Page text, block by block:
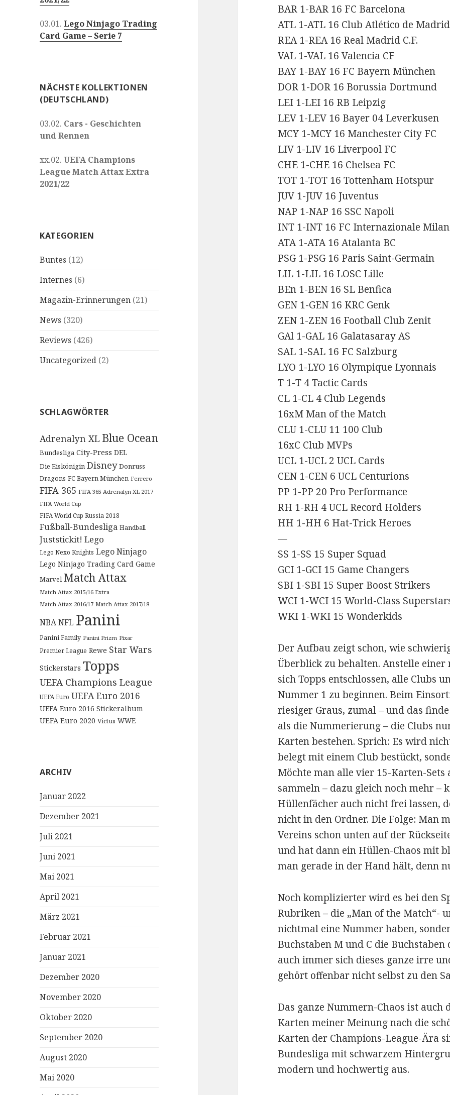
03.01.Lego Ninjago Trading
Card Game – Serie 7
NÄCHSTE KOLLEKTIONEN
(DEUTSCHLAND)
03.02. Cars - Geschichten
und Rennen
xx.02.UEFA Champions
League Match Attax Extra
2021/22
KATEGORIEN
Buntes (12)
Internes (6)
Magazin-Erinnerungen (21)
News (320)
Reviews (426)
Uncategorized (2)
SCHLAGWÖRTER
Adrenalyn XL Blue Ocean
Bundesliga City-Press DEL
Die Eiskönigin Disney Donruss
Dragons FC Bayern München Ferrero
FIFA 365 FIFA 365 Adrenalyn XL 2017
FIFA World Cup
FIFA World Cup Russia 2018
Fußball-Bundesliga Handball
Juststickit! Lego
Lego Nexo Knights Lego Ninjago
Lego Ninjago Trading Card Game
Marvel Match Attax
Match Attax 2015/16 Extra
Match Attax 2016/17 Match Attax 2017/18
NBANFL Panini
Panini Family Panini Prizm Pixar
Premier League Rewe Star Wars
Stickerstars Topps
UEFA Champions League
UEFA Euro UEFA Euro 2016
UEFA Euro 2016 Stickeralbum
UEFA Euro 2020 Victus WWE
ARCHIV
Januar 2022
Dezember 2021
Juli 2021
Juni 2021
Mai 2021
April 2021
März 2021
Februar 2021
Januar 2021
Dezember 2020
November 2020
Oktober 2020
September 2020
August 2020
Mai 2020
BAR 1-BAR 16 FC Barcelona
ATL 1-ATL 16 Club Atlético de Madrid
REA 1-REA 16 Real Madrid C.F.
VAL 1-VAL 16 Valencia CF
BAY 1-BAY 16 FC Bayern München
DOR 1-DOR 16 Borussia Dortmund
LEI 1-LEI 16 RB Leipzig
LEV 1-LEV 16 Bayer 04 Leverkusen
MCY 1-MCY 16 Manchester City FC
LIV 1-LIV 16 Liverpool FC
CHE 1-CHE 16 Chelsea FC
TOT 1-TOT 16 Tottenham Hotspur
JUV 1-JUV 16 Juventus
NAP 1-NAP 16 SSC Napoli
INT 1-INT 16 FC Internazionale
ATA 1-ATA 16 Atalanta BC
PSG 1-PSG 16 Paris Saint-Germain
LIL 1-LIL 16 LOSC Lille
BEn 1-BEN 16 SL Benfica
GEN 1-GEN 16 KRC Genk
ZEN 1-ZEN 16 Football Club Zenit
GAl 1-GAL 16 Galatasaray AS
SAL 1-SAL 16 FC Salzburg
LYO 1-LYO 16 Olympique Lyonnais
T 1-T 4 Tactic Cards
CL 1-CL 4 Club Legends
16xM Man of the Match
CLU 1-CLU 11 100 Club
16xC Club MVPs
UCL 1-UCL 2 UCL Cards
CEN 1-CEN 6 UCL Centurions
PP 1-PP 20 Pro Performance
RH 1-RH 4 UCL Record Holders
HH 1-HH 6 Hat-Trick Heroes
—
SS 1-SS 15 Super Squad
GCI 1-GCI 15 Game Changers
SBI 1-SBI 15 Super Boost Strikers
WCI 1-WCI 15 World-Class
WKI 1-WKI 15 Wonderkids
Der Aufbau zeigt schon, wie
Überblick zu behalten. Anstelle
sich Topps entschlossen, alle Clubs
Nummer 1 zu beginnen. Beim
riesiger Graus, zumal – und das
als die Nummerierung – die Clubs
Karten bestehen. Sprich: Es wird
belegt mit einem Club bestückt,
Möchte man alle vier 15-Karten-Sets
sammeln – dazu gleich noch mehr –
Hüllenfächer auch nicht frei lassen,
nicht in den Ordner. Die Folge: Man
Vereins schon unten auf der
und hat dann ein Hüllen-Chaos mit
man gerade in der Hand hält, denn
Noch komplizierter wird es bei den
Rubriken – die „Man of the Match“-
nichtmal eine Nummer haben,
Buchstaben M und C die
auch immer sich dieses ganze irre
gehört offenbar nicht selbst zu den
Das ganze Nummern-Chaos ist auch
Karten meiner Meinung nach die
Karten der Champions-League-Ära
Bundesliga mit schwarzem
modern und hochwertig aus.